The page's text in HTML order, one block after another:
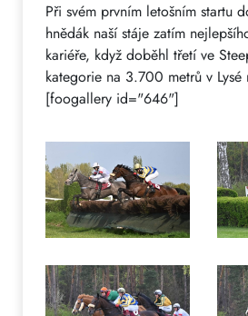
Při svém prvním letošním startu
hnědák naší stáje zatím
kariéře, když doběhl třetí ve
kategorie na 3.700 metrů v Lysé
[foogallery id="646"]